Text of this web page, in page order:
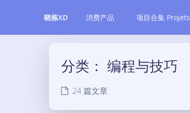
晓栋XD 消费产品 项目合集 Projets
分类： 编程与技巧
24 篇文章